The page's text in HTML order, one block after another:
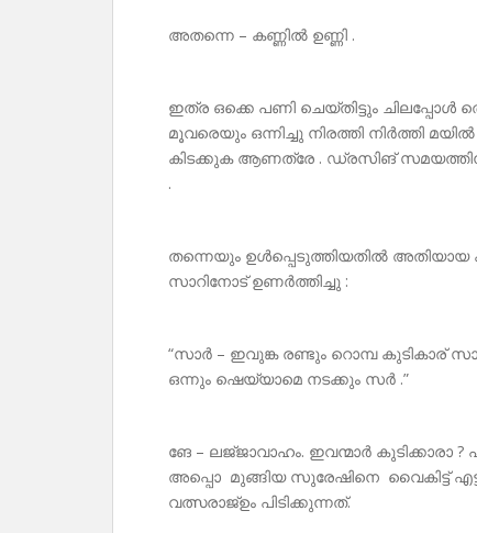
അതന്നെ – കണ്ണിൽ ഉണ്ണി .
ഇത്ര ഒക്കെ പണി ചെയ്തിട്ടും ചിലപ്പോൾ
മൂവരെയും ഒന്നിച്ചു നിരത്തി നിർത്തി
കിടക്കുക ആണത്രേ . ഡ്രസിങ്
.
തന്നെയും ഉൾപ്പെടുത്തിയതിൽ
സാറിനോട് ഉണർത്തിച്ചു :
“സാർ – ഇവുങ്ക രണ്ടും റൊമ്പ കുടികാര്
ഒന്നും ഷെയ്‌യാമെ നടക്കും സർ .”
ങേ – ലജ്‌ജാവാഹം. ഇവന്മാർ കുടിക്കാരാ ?
അപ്പൊ മുങ്ങിയ സുരേഷിനെ വൈകിട്ട് എട്ടു
വത്സരാജ്ഉം പിടിക്കുന്നത്.